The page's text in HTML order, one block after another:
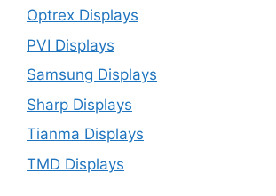
Optrex Displays
PVI Displays
Samsung Displays
Sharp Displays
Tianma Displays
TMD Displays